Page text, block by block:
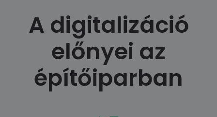
A digitalizáció
előnyei az
építőiparban